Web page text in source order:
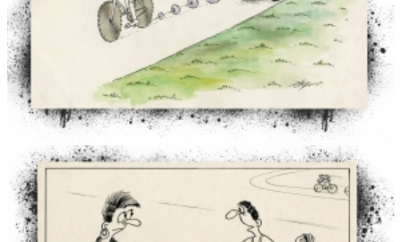
Šiauliai istorijos šaltiniuose. III dalis
Naujas sakralinių paveikslų gyvenimas
Ryškiausios geležinės paminklų viršūnės
1863 m. sukilimas: veidai, vardai, istorijos
1863 m. sukilimo tikslai ir organizatoriai
Sukilimo eiga ir dalyviai
Sukilimo malšinimas, tremtys
1863 m. sukilimo istorinė atmintis